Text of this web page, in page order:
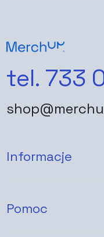
tel. 733
Informacje
Pomoc